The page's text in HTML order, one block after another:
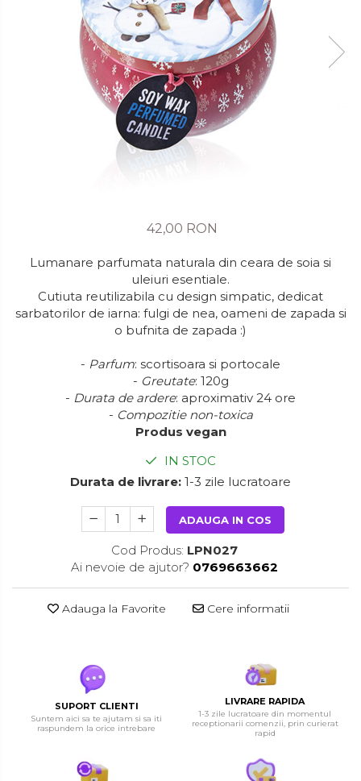
42,00 RON
Lumanare parfumata naturala din ceara de soia si
uleiuri esentiale.
Cutiuta reutilizabila cu design simpatic, dedicat
sarbatorilor de iarna: fulgi de nea, oameni de zapada si
o bufnita de zapada :)
- Parfum: scortisoara si portocale
- Greutate: 120g
- Durata de ardere: aproximativ 24 ore
- Compozitie non-toxica
Produs vegan
IN STOC
Durata de livrare: 1-3 zile lucratoare
ADAUGA IN COS
Cod Produs: LPN027
Ai nevoie de ajutor? 0769663662
Adauga la Favorite Cere informatii
SUPORT CLIENTI
Suntem aici sa te ajutam si sa iti
raspundem la orice intrebare
LIVRARE RAPIDA
1-3 zile lucratoare din momentul
receptionarii comenzii, prin curierat
rapid